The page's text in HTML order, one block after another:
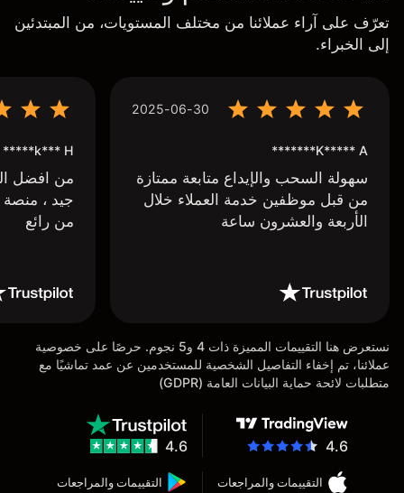
تعرّف على آراء عملائنا من مختلف المستويات، من المبتدئين
إلى الخبراء.
2025-06-30
K***** A*******
سهولة السحب والإيداع متابعة ممتازة
من قبل موظفين خدمة العملاء خلال
الأربعة والعشرون ساعة
k*** H*****
من افضل
جيد ،
من رائع
نستعرض هنا التقييمات المميزة ذات 4 و5 نجوم. حرصًا على خصوصية
عملائنا، تم إخفاء التفاصيل الشخصية للمستخدمين عن عمد تماشيًا مع
متطلبات لائحة حماية البيانات العامة (GDPR)
4.6
التقييمات والمراجعات التقييمات والمراجعات
4.6